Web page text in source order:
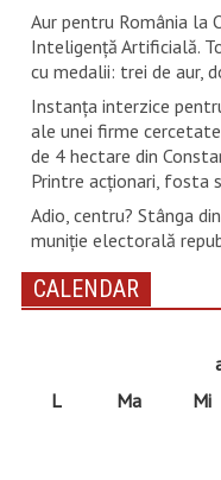
Aur pentru România la
Inteligență Artificială.
cu medalii: trei de aur,
Instanța interzice
ale unei firme
de 4 hectare din
Printre acționari, fosta
Adio, centru? Stânga
muniție electorală
CALENDAR
L
Ma Mi